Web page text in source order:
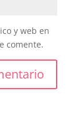
y web en
comente.